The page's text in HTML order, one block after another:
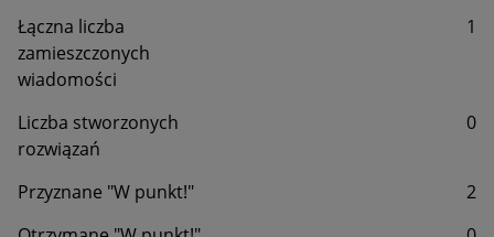
Łączna liczba
zamieszczonych
wiadomości
1
Liczba stworzonych
rozwiązań
0
Przyznane "W punkt!"
2